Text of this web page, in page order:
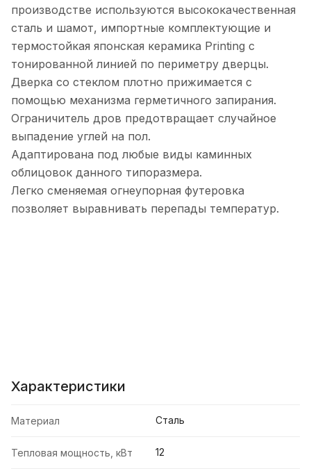
производстве используются высококачественная
сталь и шамот, импортные комплектующие и
термостойкая японская керамика Printing с
тонированной линией по периметру дверцы.
Дверка со стеклом плотно прижимается с
помощью механизма герметичного запирания.
Ограничитель дров предотвращает случайное
выпадение углей на пол.
Адаптирована под любые виды каминных
облицовок данного типоразмера.
Легко сменяемая огнеупорная футеровка
позволяет выравнивать перепады температур.
Характеристики
Материал Сталь
Тепловая мощность, кВт 12